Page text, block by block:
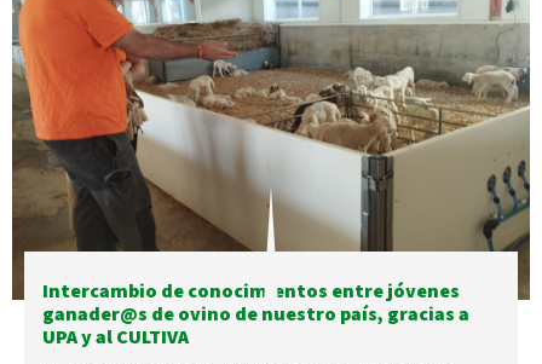
Intercambio de conocimientos entre jóvenes
ganader@s de ovino de nuestro país, gracias a
UPA y al CULTIVA